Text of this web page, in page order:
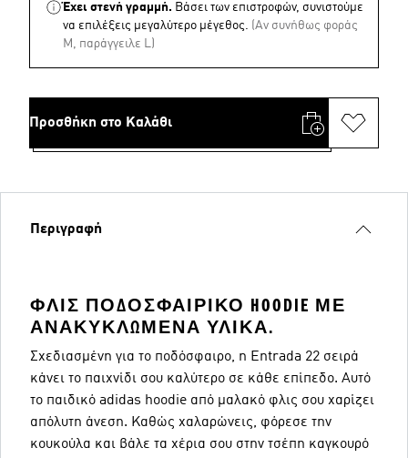
Έχει στενή γραμμή. Βάσει των επιστροφών, συνιστούμε
να επιλέξεις μεγαλύτερο μέγεθος. (Aν συνήθως φοράς
M, παράγγειλε L)
Προσθήκη στο Καλάθι
Περιγραφή
ΦΛΙΣ ΠΟΔΟΣΦΑΙΡΙΚΌ HOODIE ΜΕ
ΑΝΑΚΥΚΛΩΜΈΝΑ ΥΛΙΚΆ.
Σχεδιασμένη για το ποδόσφαιρο, η Entrada 22 σειρά
κάνει το παιχνίδι σου καλύτερο σε κάθε επίπεδο. Αυτό
το παιδικό adidas hoodie από μαλακό φλις σου χαρίζει
απόλυτη άνεση. Καθώς χαλαρώνεις, φόρεσε την
κουκούλα και βάλε τα χέρια σου στην τσέπη καγκουρό